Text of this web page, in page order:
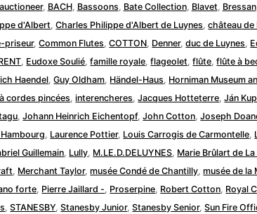
in
auctioneer, BACH, Bassoons, Bate Collection, Blavet, Bressan
d'Albert,Charles Philippe d'Albert de Luynes,château de
priseur,Common Flutes,COTTON, Denner,duc de Luynes,
, Eudoxe Soulié,famille royale,flageolet,flûte,flûte à
Haendel,Guy Oldham, Händel-Haus, Horniman Museum
cordes pincées,interencheres,Jacques Hotteterre,Ján
,Johann Heinrich Eichentopf,John Cotton,Joseph
, Laurence Pottier, Louis Carrogis de Carmontelle,
Guillemain, Lully, M.LE.D.DELUYNES, Marie Brûlart de
, Merchant Taylor,musée Condé de Chantilly,musée de la
forte, Pierre Jaillard -, Proserpine, Robert Cotton, Royal
,STANESBY,Stanesby Junior,Stanesby Senior,Sun Fire